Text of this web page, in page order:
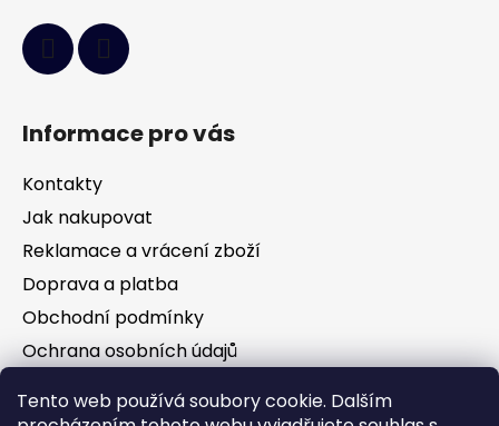
Tento web používá soubory cookie. Dalším
Informace pro vás
Kontakty
Jak nakupovat
Reklamace a vrácení zboží
Doprava a platba
Obchodní podmínky
Ochrana osobních údajů